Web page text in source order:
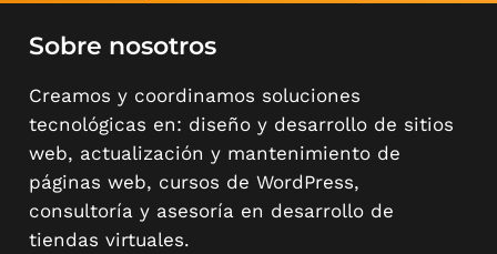
Sobre nosotros
Creamos y coordinamos soluciones
tecnológicas en: diseño y desarrollo de sitios
web, actualización y mantenimiento de
páginas web, cursos de WordPress,
consultoría y asesoría en desarrollo de
tiendas virtuales.